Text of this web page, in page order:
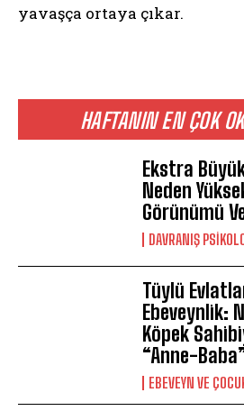
HAFTANIN EN ÇOK
Ekstra
Neden
Görünümü
DAVRANIŞ
Tüylü
Ebeveynlik:
Köpek
“Anne-
EBEVEYN VE
yavaşça ortaya çıkar.